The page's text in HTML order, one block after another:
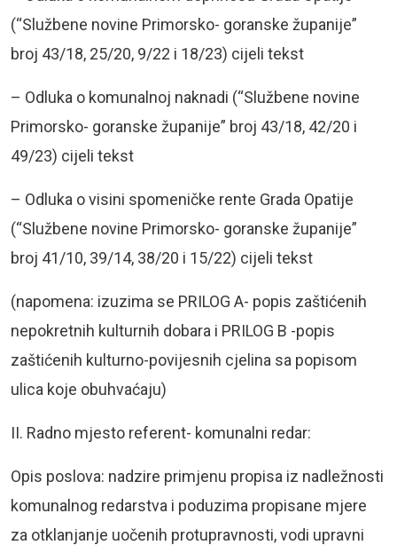
(“Službene novine Primorsko- goranske županije”
broj 43/18, 25/20, 9/22 i 18/23) cijeli tekst
– Odluka o komunalnoj naknadi (“Službene novine
Primorsko- goranske županije” broj 43/18, 42/20 i
49/23) cijeli tekst
– Odluka o visini spomeničke rente Grada Opatije
(“Službene novine Primorsko- goranske županije”
broj 41/10, 39/14, 38/20 i 15/22) cijeli tekst
(napomena: izuzima se PRILOG A- popis zaštićenih
nepokretnih kulturnih dobara i PRILOG B -popis
zaštićenih kulturno-povijesnih cjelina sa popisom
ulica koje obuhvaćaju)
II. Radno mjesto referent- komunalni redar:
Opis poslova: nadzire primjenu propisa iz nadležnosti
komunalnog redarstva i poduzima propisane mjere
za otklanjanje uočenih protupravnosti, vodi upravni